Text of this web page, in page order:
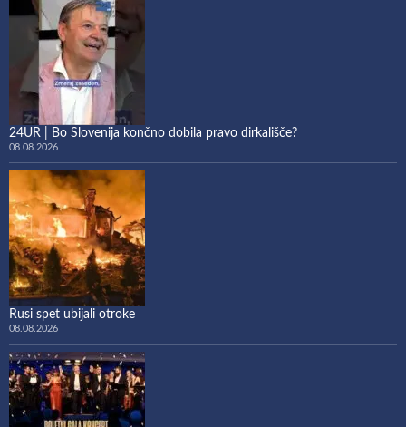
24UR | Bo Slovenija končno dobila pravo dirkališče?
08.08.2026
Rusi spet ubijali otroke
08.08.2026